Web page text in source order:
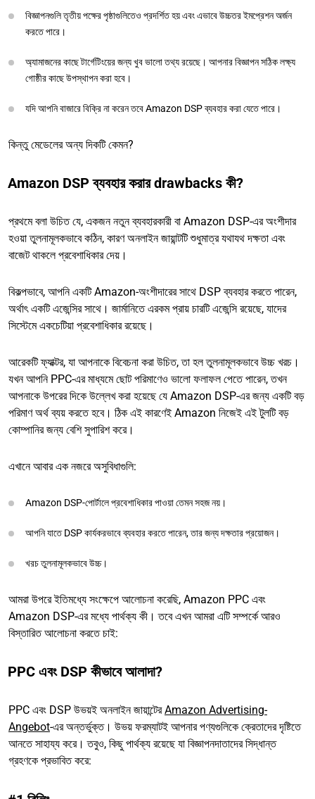
বিজ্ঞাপনগুলি তৃতীয় পক্ষের পৃষ্ঠাগুলিতেও প্রদর্শিত হয় এবং এভাবে উচ্চতর ইমপ্রেশন অর্জন
করতে পারে।
অ্যামাজনের কাছে টার্গেটিংয়ের জন্য খুব ভালো তথ্য রয়েছে। আপনার বিজ্ঞাপন সঠিক লক্ষ্য
গোষ্ঠীর কাছে উপস্থাপন করা হবে।
যদি আপনি বাজারে বিক্রি না করেন তবে Amazon DSP ব্যবহার করা যেতে পারে।
কিন্তু মেডেলের অন্য দিকটি কেমন?
Amazon DSP ব্যবহার করার drawbacks কী?
প্রথমে বলা উচিত যে, একজন নতুন ব্যবহারকারী বা Amazon DSP-এর অংশীদার
হওয়া তুলনামূলকভাবে কঠিন, কারণ অনলাইন জায়ান্টটি শুধুমাত্র যথাযথ দক্ষতা এবং
বাজেট থাকলে প্রবেশাধিকার দেয়।
বিকল্পভাবে, আপনি একটি Amazon-অংশীদারের সাথে DSP ব্যবহার করতে পারেন,
অর্থাৎ একটি এজেন্সির সাথে। জার্মানিতে এরকম প্রায় চারটি এজেন্সি রয়েছে, যাদের
সিস্টেমে একচেটিয়া প্রবেশাধিকার রয়েছে।
আরেকটি ফ্যাক্টর, যা আপনাকে বিবেচনা করা উচিত, তা হল তুলনামূলকভাবে উচ্চ খরচ।
যখন আপনি PPC-এর মাধ্যমে ছোট পরিমাণেও ভালো ফলাফল পেতে পারেন, তখন
আপনাকে উপরের দিকে উল্লেখ করা হয়েছে যে Amazon DSP-এর জন্য একটি বড়
পরিমাণ অর্থ ব্যয় করতে হবে। ঠিক এই কারণেই Amazon নিজেই এই টুলটি বড়
কোম্পানির জন্য বেশি সুপারিশ করে।
এখানে আবার এক নজরে অসুবিধাগুলি:
Amazon DSP-পোর্টালে প্রবেশাধিকার পাওয়া তেমন সহজ নয়।
আপনি যাতে DSP কার্যকরভাবে ব্যবহার করতে পারেন, তার জন্য দক্ষতার প্রয়োজন।
খরচ তুলনামূলকভাবে উচ্চ।
আমরা উপরে ইতিমধ্যে সংক্ষেপে আলোচনা করেছি, Amazon PPC এবং
Amazon DSP-এর মধ্যে পার্থক্য কী। তবে এখন আমরা এটি সম্পর্কে আরও
বিস্তারিত আলোচনা করতে চাই:
PPC এবং DSP কীভাবে আলাদা?
PPC এবং DSP উভয়ই অনলাইন জায়ান্টেরAmazon Advertising-
Angebot-এর অন্তর্ভুক্ত। উভয় ফরম্যাটই আপনার পণ্যগুলিকে ক্রেতাদের দৃষ্টিতে
আনতে সাহায্য করে। তবুও, কিছু পার্থক্য রয়েছে যা বিজ্ঞাপনদাতাদের সিদ্ধান্ত
গ্রহণকে প্রভাবিত করে: